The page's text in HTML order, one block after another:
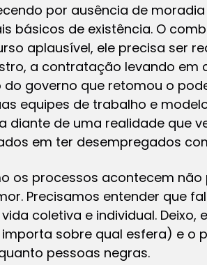
por ausência de
básicos de existência. O
aplausível, ele precisa ser
a contratação levando em
governo que retomou o
equipes de trabalho e
diante de uma realidade que
em ter desempregados
os processos acontecem não
Precisamos entender que
coletiva e individual. Deixo,
sobre qual esfera) e o
pessoas negras.